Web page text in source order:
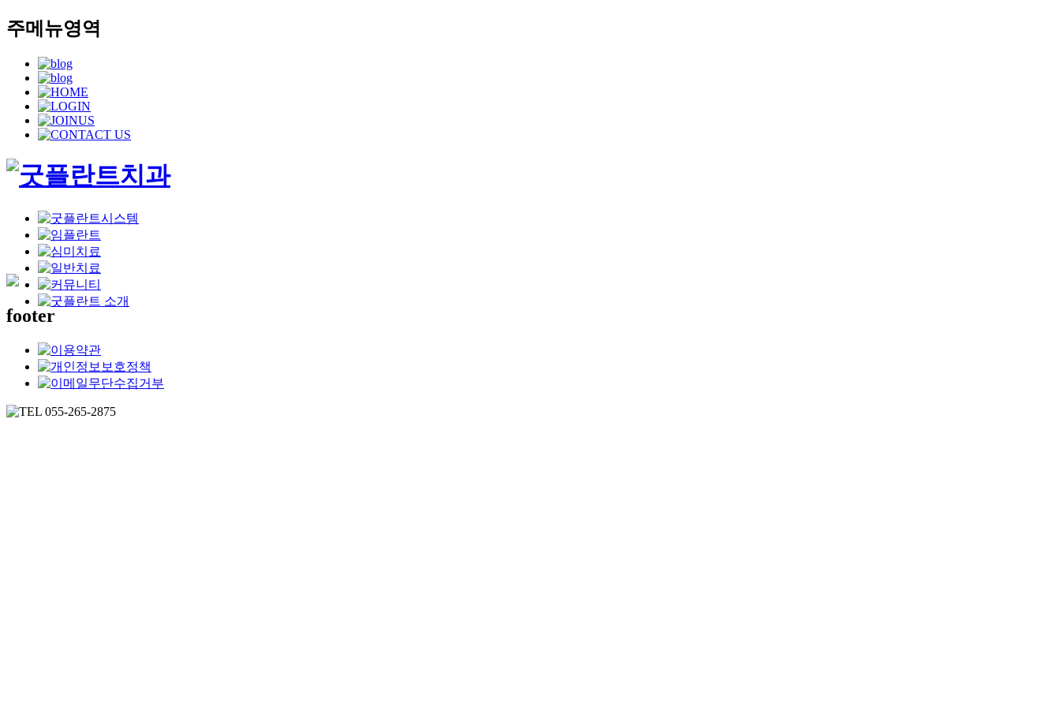
주메뉴영역
footer